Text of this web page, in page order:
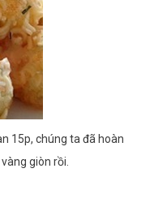
15p, chúng ta đã hoàn
giòn rồi.